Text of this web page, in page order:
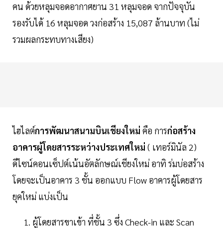
คน ด้วยหลุมจอดอากาศยาน 31 หลุมจอด จากปัจจุบัน
รองรับได้ 16 หลุมจอด วงก่อสร้าง 15,087 ล้านบาท (ไม่
รวมผลกระทบทางเสียง)
ไฮไลต์การพัฒนาสนามบินเชียงใหม่ คือ การก่อสร้าง
อาคารผู้โดยสารระหว่างประเทศใหม่ ( เทอร์มินัล 2)
ดีไซน์คอนเซ็ปต์เน้นอัตลักษณ์เชียงใหม่ อาทิ ร่มบ่อสร้าง
โดยจะเป็นอาคาร 3 ชั้น ออกแบบ Flow อาคารผู้โดยสาร
ยุคใหม่ แบ่งเป็น
ผู้โดยสารขาเข้า ที่ชั้น 3 ซึ่ง Check-in และ Scan